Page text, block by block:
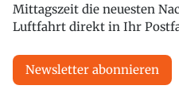
Mittagszeit die neuesten
Luftfahrt direkt in Ihr
Newsletter abonnieren